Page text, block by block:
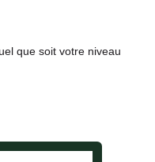
que soit votre niveau